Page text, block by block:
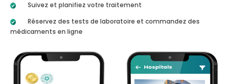
Suivez et planifiez votre traitement
Réservez des tests de laboratoire et commandez des
médicaments en ligne